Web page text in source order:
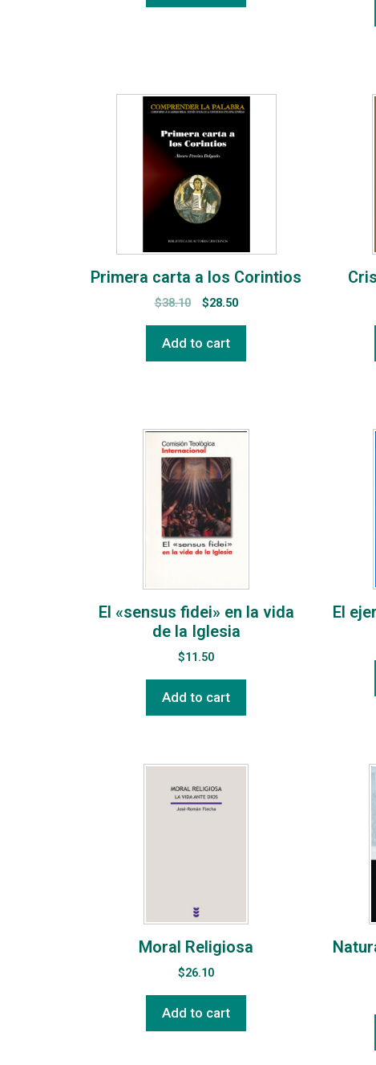
Primera carta a los Corintios
$38.10 $28.50
Add to cart
El «sensus fidei» en la vida
de la Iglesia
$11.50
Add to cart
El
Moral Religiosa
$26.10
Add to cart